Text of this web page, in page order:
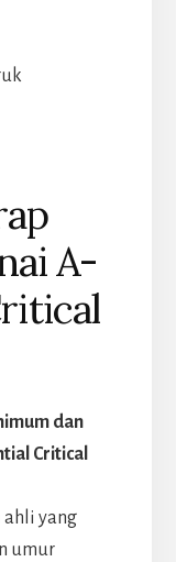
A-
dan
Critical
yang
umur